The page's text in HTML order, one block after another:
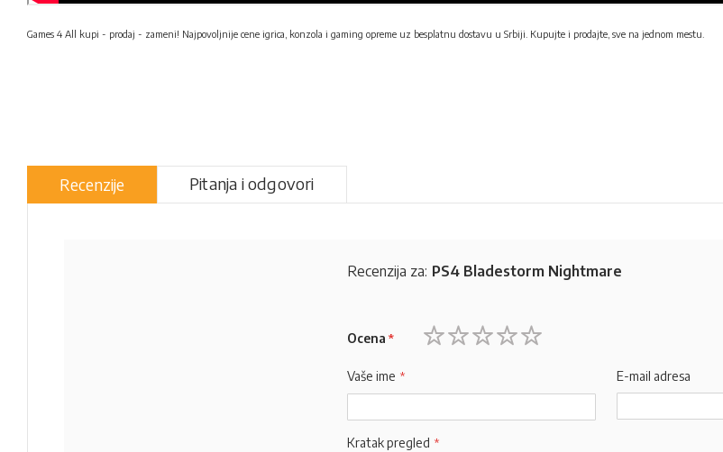
Games 4 All kupi - prodaj - zameni! Najpovoljnije cene igrica, konzola i gaming opreme uz besplatnu dostavu u Srbiji. Kupujte i prodajte, sve na jednom mestu.
Recenzije Pitanja i odgovori
Recenzija za: PS4 Bladestorm Nightmare
Ocena
Vaše ime E-mail adresa
Kratak pregled